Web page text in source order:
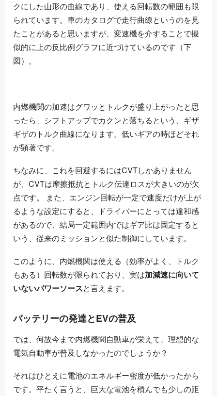
クにした山形の曲線であり、使える回転数の範囲も限
られています。車のカタログで走行曲線というのを見
たことがあると思いますが、変速機を介することで擬
似的に上の反比例グラフに近づけているのです（下
図）。
内燃機関の加速はグワッとトルクが盛り上がったと思
ったら、シフトアップでカクンと落ちるという、ギザ
ギザのトルク曲線になります。低いギアの時ほどそれ
が顕著です。
ちなみに、これを回避するにはCVTしかありません
が、CVTは摩擦抵抗とトルク伝達ロスが大きいのが欠
点です。 また、エンジン回転が一定で速度だけが上が
るような設定にすると、ドライバーにとっては違和感
があるので、結局一定範囲内ではギア比は固定すると
いう、従来のミッションと似た制御にしています。
このように、内燃機関は使える（効率がよく、トルク
もある）回転数が限られており、実は加減速に向いて
いないパワーソースと言えます。
バッテリーの発達とEVの普及
では、何故今まで内燃機関自動車が栄えて、理想的な
電気自動車が普及しなかったのでしょうか？
それはひとえに電池のエネルギー密度が低かったから
です。平たく言うと、巨大な電池を積んでも少しの距